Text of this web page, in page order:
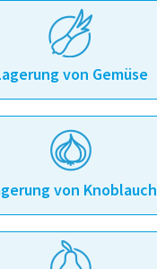
von Gemüse
von Knoblauch